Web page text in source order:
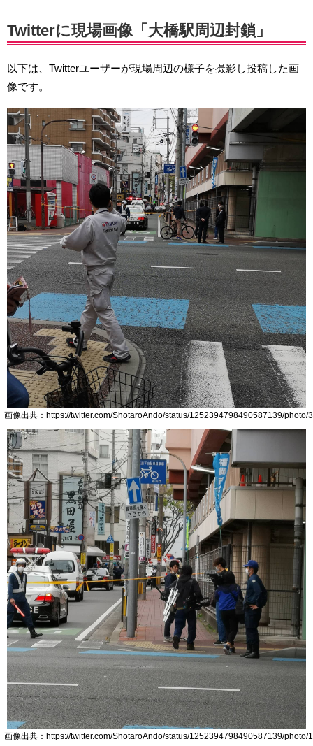
Twitterに現場画像「大橋駅周辺封鎖」
以下は、Twitterユーザーが現場周辺の様子を撮影し投稿した画
像です。
画像出典：https://twitter.com/ShotaroAndo/status/1252394798490587139/photo/3
画像出典：https://twitter.com/ShotaroAndo/status/1252394798490587139/photo/1